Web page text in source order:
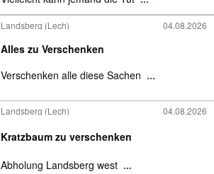
Landsberg (Lech) 04.08.2026
Alles zu Verschenken
Verschenken alle diese Sachen ...
Landsberg (Lech) 04.08.2026
Kratzbaum zu verschenken
Abholung Landsberg west ...